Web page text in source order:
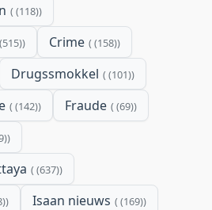
(118)
(515) Crime (158)
Drugssmokkel (101)
(142) Fraude (69)
(637)
Isaan nieuws (169)